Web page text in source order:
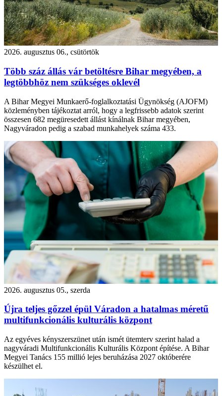
2026. augusztus 06., csütörtök
Több száz állás vár betöltésre Bihar megyében, a
legtöbbhöz nem szükséges oklevél
A Bihar Megyei Munkaerő-foglalkoztatási Ügynökség (AJOFM)
közleményben tájékoztat arról, hogy a legfrissebb adatok szerint
összesen 682 megüresedett állást kínálnak Bihar megyében,
Nagyváradon pedig a szabad munkahelyek száma 433.
2026. augusztus 05., szerda
Újra teljes gőzzel épül Váradon a hatalmas méretű
multifunkcionális kulturális központ
Az egyéves kényszerszünet után ismét ütemterv szerint halad a
nagyváradi Multifunkcionális Kulturális Központ építése. A Bihar
Megyei Tanács 155 millió lejes beruházása 2027 októberére
készülhet el.